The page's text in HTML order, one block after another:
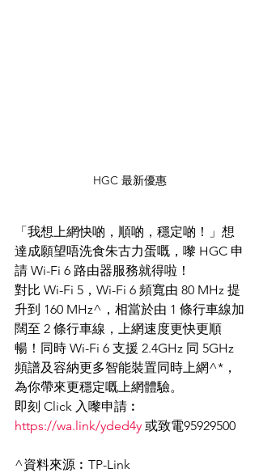
HGC 最新優惠
「我想上網快啲，順啲，穩定啲！」想
達成願望唔洗食朱古力蛋嘅，嚟 HGC 申
請 Wi-Fi 6 路由器服務就得啦！
對比 Wi-Fi 5，Wi-Fi 6 頻寬由 80 MHz 提
升到 160 MHz^，相當於由 1 條行車線加
闊至 2 條行車線，上網速度更快更順
暢！同時 Wi-Fi 6 支援 2.4GHz 同 5GHz
頻譜及容納更多智能裝置同時上網^*，
為你帶來更穩定嘅上網體驗。
即刻 Click 入嚟申請︰
https://wa.link/yded4y 或致電95929500
^資料來源︰TP-Link